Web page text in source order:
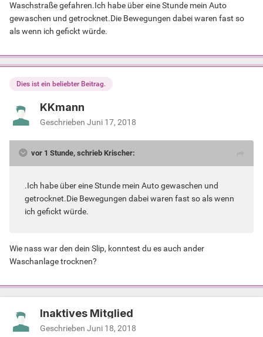
Waschstraße gefahren.Ich habe über eine Stunde mein Auto
gewaschen und getrocknet.Die Bewegungen dabei waren fast so
als wenn ich gefickt würde.
Dies ist ein beliebter Beitrag.
KKmann
Geschrieben Juni 17, 2018
vor 1 Stunde, schrieb Krischer:
.Ich habe über eine Stunde mein Auto gewaschen und
getrocknet.Die Bewegungen dabei waren fast so als wenn
ich gefickt würde.
Wie nass war den dein Slip, konntest du es auch ander
Waschanlage trocknen?
Inaktives Mitglied
Geschrieben Juni 18, 2018